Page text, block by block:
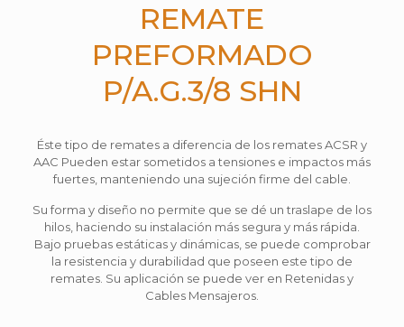
REMATE
PREFORMADO
P/A.G.3/8 SHN
Éste tipo de remates a diferencia de los remates ACSR y
AAC Pueden estar sometidos a tensiones e impactos más
fuertes, manteniendo una sujeción firme del cable.
Su forma y diseño no permite que se dé un traslape de los
hilos, haciendo su instalación más segura y más rápida.
Bajo pruebas estáticas y dinámicas, se puede comprobar
la resistencia y durabilidad que poseen este tipo de
remates. Su aplicación se puede ver en Retenidas y
Cables Mensajeros.